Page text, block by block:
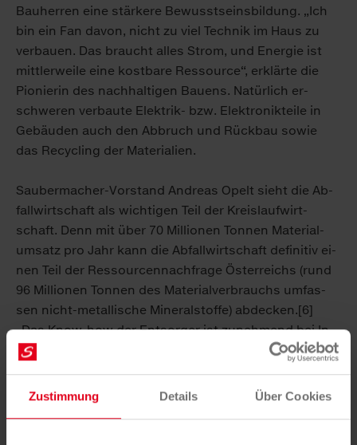
Zustimmung Details Über Cookies
Bau­her­ren ei­ne stär­ke­re Be­wusst­seins­bil­dung. „Ich
bin ein Fan da­von, nicht zu viel Tech­nik im Haus zu
ver­bau­en. Das braucht al­les Strom, und En­er­gie ist
mitt­ler­wei­le ei­ne kost­ba­re Res­sour­ce“, er­klär­te die
Pio­nie­rin des nach­hal­ti­gen Bau­ens. Na­tür­lich er­
schwe­ren ver­bau­te Elek­trik- bzw. Elek­tro­niktei­le in
Ge­bäu­den auch den Ab­bruch und Rück­bau so­wie
das Re­cy­cling der Ma­te­ria­li­en.
Sau­ber­ma­cher-Vor­stand An­dre­as Opelt sieht die Ab­
fall­wirt­schaft als wich­ti­gen Teil der Kreis­lauf­wirt­
schaft. Denn mit über 70 Mil­lio­nen Ton­nen Ma­te­ri­al­
um­satz pro Jahr kann die Ab­fall­wirt­schaft de­fi­ni­tiv ei­
nen Teil der Res­sour­cen­nach­fra­ge Ös­ter­reichs (rund
96 Mil­lio­nen Ton­nen des Ma­te­ri­al­ver­brauchs um­fas­
sen nicht-me­tal­li­sche Mi­ne­ral­stof­fe) ab­de­cken.[6]
„Das Know-how der Ent­sor­ger ist zu­neh­mend bei In­
dus­trie und pro­du­zie­ren­dem Ge­wer­be ge­fragt, um
Opelt über die stei­gen­de Nach­fra­ge nach Be­ra­tungs­